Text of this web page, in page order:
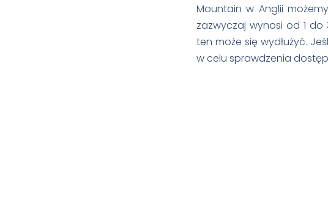
Mountain w Anglii
zazwyczaj wynosi od 1
ten może się wydłużyć.
w celu sprawdzenia